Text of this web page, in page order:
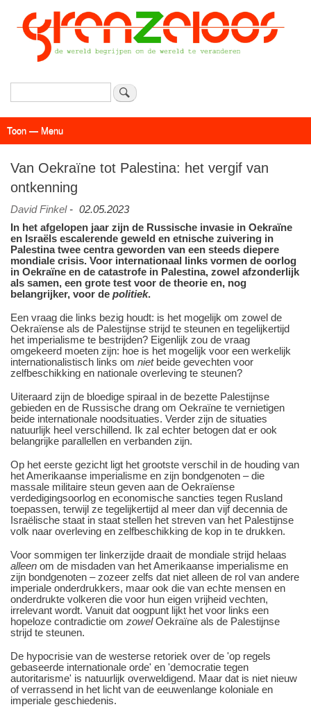
Overslaan
en
naar
de
Zoeken
Menu
Toon — Menu
Van Oekraïne tot Palestina: het vergif van
ontkenning
David Finkel- 02.05.2023
In het afgelopen jaar zijn de Russische invasie in Oekraïne
en Israëls escalerende geweld en etnische zuivering in
Palestina twee centra geworden van een steeds diepere
mondiale crisis. Voor internationaal links vormen de oorlog
in Oekraïne en de catastrofe in Palestina, zowel afzonderlijk
als samen, een grote test voor de theorie en, nog
belangrijker, voor de politiek.
Een vraag die links bezig houdt: is het mogelijk om zowel de
Oekraïense als de Palestijnse strijd te steunen en tegelijkertijd
het imperialisme te bestrijden? Eigenlijk zou de vraag
omgekeerd moeten zijn: hoe is het mogelijk voor een werkelijk
internationalistisch links om nietbeide gevechten voor
zelfbeschikking en nationale overleving te steunen?
Uiteraard zijn de bloedige spiraal in de bezette Palestijnse
gebieden en de Russische drang om Oekraïne te vernietigen
beide internationale noodsituaties. Verder zijn de situaties
natuurlijk heel verschillend. Ik zal echter betogen dat er ook
belangrijke parallellen en verbanden zijn.
Op het eerste gezicht ligt het grootste verschil in de houding van
het Amerikaanse imperialisme en zijn bondgenoten ‒ die
massale militaire steun geven aan de Oekraïense
verdedigingsoorlog en economische sancties tegen Rusland
toepassen, terwijl ze tegelijkertijd al meer dan vijf decennia de
Israëlische staat in staat stellen het streven van het Palestijnse
volk naar overleving en zelfbeschikking de kop in te drukken.
Voor sommigen ter linkerzijde draait de mondiale strijd helaas
alleen om de misdaden van het Amerikaanse imperialisme en
zijn bondgenoten ‒ zozeer zelfs dat niet alleen de rol van andere
imperiale onderdrukkers, maar ook die van echte mensen en
onderdrukte volkeren die voor hun eigen vrijheid vechten,
irrelevant wordt. Vanuit dat oogpunt lijkt het voor links een
hopeloze contradictie om zowelOekraïne als de Palestijnse
strijd te steunen.
De hypocrisie van de westerse retoriek over de 'op regels
gebaseerde internationale orde' en 'democratie tegen
autoritarisme' is natuurlijk overweldigend. Maar dat is niet nieuw
of verrassend in het licht van de eeuwenlange koloniale en
imperiale geschiedenis.